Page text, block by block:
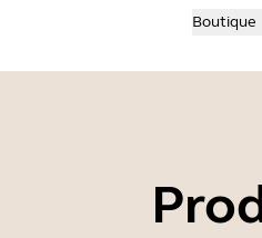
Boutique